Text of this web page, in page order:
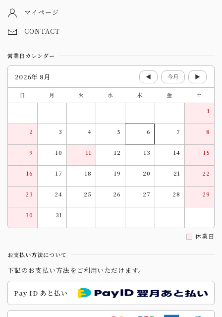
マイページ
CONTACT
営業日カレンダー
2026年 8月 ◀ 今月 ▶
日 月 火 水 木 金
土
1
2 3 4 5 6 7 8
9 10 11 12 13 14 15
16 17 18 19 20 21 22
23 24 25 26 27 28 29
30 31
休業日
お支払い方法について
下記のお支払い方法をご利用いただけます。
Pay ID あと払い